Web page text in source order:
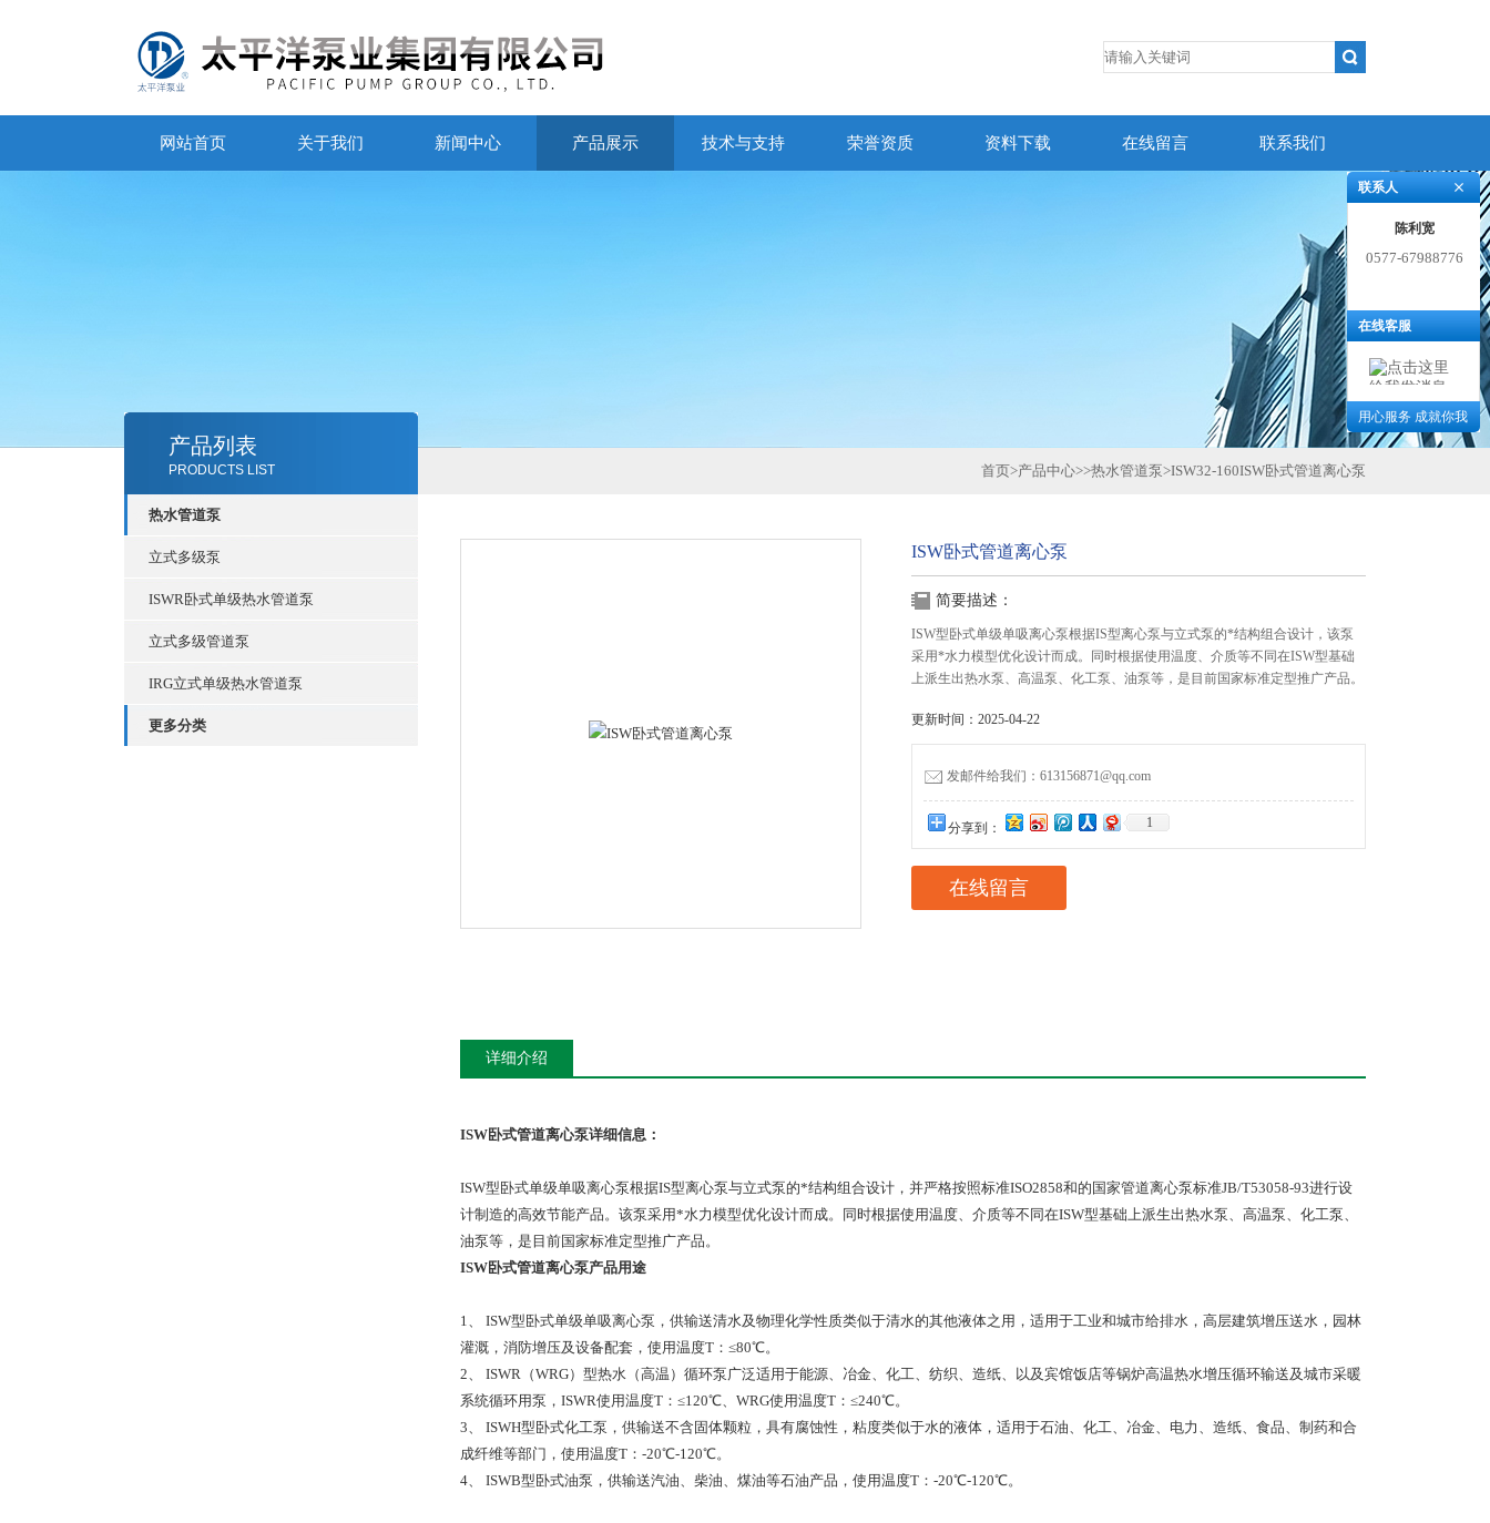
网站首页 关于我们 新闻中心 产品展示 技术与支持 荣誉资质 资料下载 在线留言 联系我们
产品列表
PRODUCTS LIST
热水管道泵
立式多级泵
ISWR卧式单级热水管道泵
立式多级管道泵
IRG立式单级热水管道泵
更多分类
首页>产品中心>>热水管道泵>ISW32-160ISW卧式管道离心泵
ISW卧式管道离心泵
简要描述：
ISW型卧式单级单吸离心泵根据IS型离心泵与立式泵的*结构组合设计，该泵
采用*水力模型优化设计而成。同时根据使用温度、介质等不同在ISW型基础
上派生出热水泵、高温泵、化工泵、油泵等，是目前国家标准定型推广产品。
更新时间：2025-04-22
发邮件给我们：613156871@qq.com
分享到： 1
在线留言
详细介绍
ISW卧式管道离心泵详细信息：
ISW型卧式单级单吸离心泵根据IS型离心泵与立式泵的*结构组合设计，并严格按照标准ISO2858和的国家管道离心泵标准JB/T53058-93进行设
计制造的高效节能产品。该泵采用*水力模型优化设计而成。同时根据使用温度、介质等不同在ISW型基础上派生出热水泵、高温泵、化工泵、
油泵等，是目前国家标准定型推广产品。
ISW卧式管道离心泵产品用途
1、 ISW型卧式单级单吸离心泵，供输送清水及物理化学性质类似于清水的其他液体之用，适用于工业和城市给排水，高层建筑增压送水，园林
灌溉，消防增压及设备配套，使用温度T：≤80℃。
2、 ISWR（WRG）型热水（高温）循环泵广泛适用于能源、冶金、化工、纺织、造纸、以及宾馆饭店等锅炉高温热水增压循环输送及城市采暖
系统循环用泵，ISWR使用温度T：≤120℃、WRG使用温度T：≤240℃。
3、 ISWH型卧式化工泵，供输送不含固体颗粒，具有腐蚀性，粘度类似于水的液体，适用于石油、化工、冶金、电力、造纸、食品、制药和合
成纤维等部门，使用温度T：-20℃-120℃。
4、 ISWB型卧式油泵，供输送汽油、柴油、煤油等石油产品，使用温度T：-20℃-120℃。
联系人
陈利宽
0577-67988776
在线客服
用心服务 成就你我